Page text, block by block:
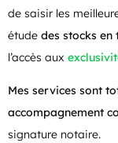
de saisir les
étude des stocks en
l’accès aux
Mes services sont
accompagnement
signature notaire.